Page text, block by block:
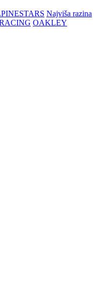
Najviša razina
OAKLEY